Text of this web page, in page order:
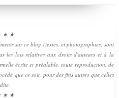
★ ★
sur ce blog (textes, et photographies) sont
les lois relatives aux droits d'auteurs et à la
écrite et préalable, toute reproduction, de
que ce soit, pour des fins autres que celles
★ ★